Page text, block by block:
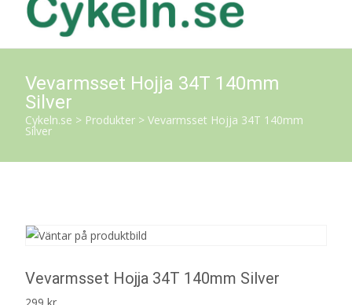
Vevarmsset Hojja 34T 140mm
Silver
Cykeln.se > Produkter > Vevarmsset Hojja 34T 140mm
Silver
Vevarmsset Hojja 34T 140mm Silver
299 kr